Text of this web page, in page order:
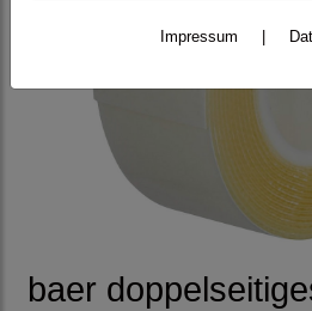
baer
Impressum